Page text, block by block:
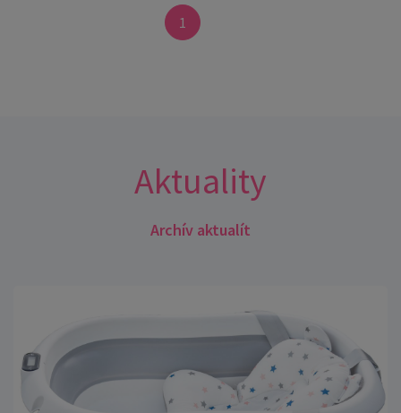
1
Aktuality
Archív aktualít